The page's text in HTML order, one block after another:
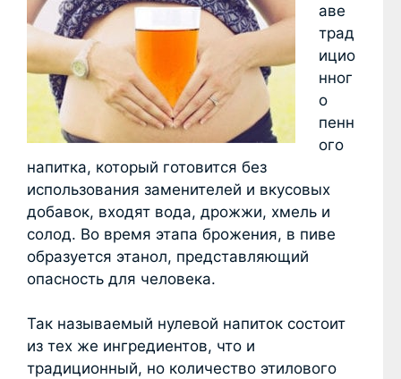
аве
трад
ицио
нног
о
пенн
ого
напитка, который готовится без
использования заменителей и вкусовых
добавок, входят вода, дрожжи, хмель и
солод. Во время этапа брожения, в пиве
образуется этанол, представляющий
опасность для человека.
Так называемый нулевой напиток состоит
из тех же ингредиентов, что и
традиционный, но количество этилового